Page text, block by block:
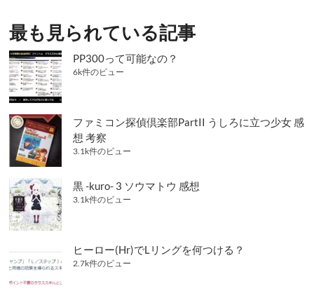
ョ
ン
最も見られている記事
PP300って可能なの？
6k件のビュー
ファミコン探偵倶楽部PartII うしろに立つ少女 感
想 考察
3.1k件のビュー
黒 -kuro- 3 ソウマトウ 感想
3.1k件のビュー
ヒーロー(Hr)でLリングを何つける？
2.7k件のビュー